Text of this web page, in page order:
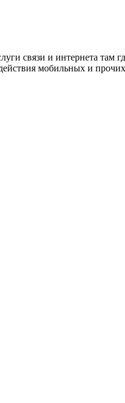
связи и интернета
мобильных и